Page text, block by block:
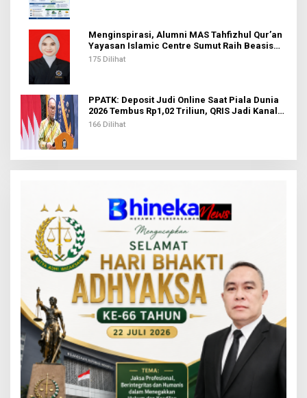
Menginspirasi, Alumni MAS Tahfizhul Qur’an
Yayasan Islamic Centre Sumut Raih Beasiswa
BIB Kemenag
175 Dilihat
PPATK: Deposit Judi Online Saat Piala Dunia
2026 Tembus Rp1,02 Triliun, QRIS Jadi Kanal
Terbanyak
166 Dilihat